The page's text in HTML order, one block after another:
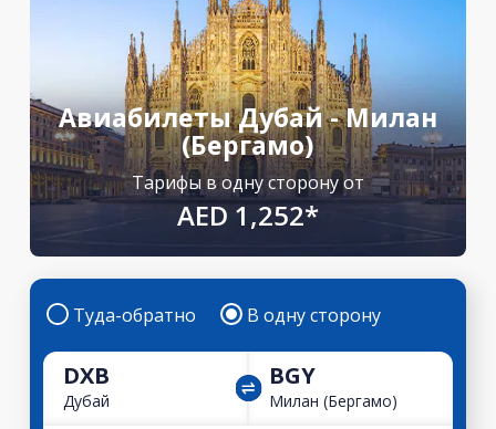
Авиабилеты Дубай - Милан
(Бергамо)
Тарифы в одну сторону от
AED 1,252*
Туда-обратно В одну сторону
DXB
Дубай
BGY
Милан (Бергамо)